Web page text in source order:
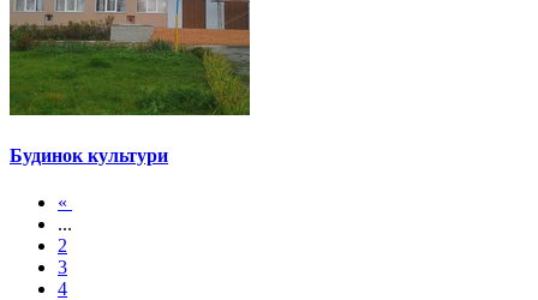
Будинок культури
«
...
2
3
4